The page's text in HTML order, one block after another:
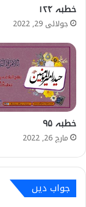
خطبہ ۱۲۴
جولائی 29, 2022
خطبہ ۹۵
مارچ 26, 2022
جواب دیں